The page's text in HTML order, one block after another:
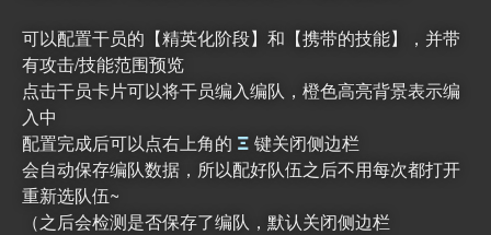
可以配置干员的【精英化阶段】和【携带的技能】，并带
有攻击/技能范围预览
点击干员卡片可以将干员编入编队，橙色高亮背景表示编
入中
配置完成后可以点右上角的 Ξ 键关闭侧边栏
会自动保存编队数据，所以配好队伍之后不用每次都打开
重新选队伍~
（之后会检测是否保存了编队，默认关闭侧边栏